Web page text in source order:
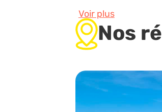
Voir plus
Nos